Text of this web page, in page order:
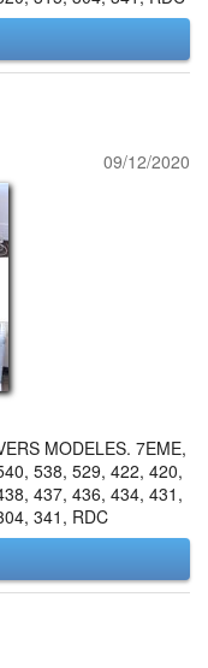
09/12/2020
MODELES. 7EME,
538, 529, 422, 420,
437, 436, 434, 431,
341, RDC